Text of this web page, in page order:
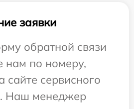
заявки
обратной связи
нам по номеру,
сайте сервисного
Наш менеджер